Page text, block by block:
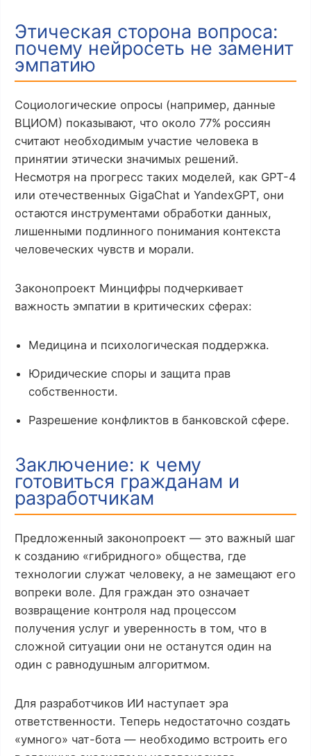
Этическая сторона вопроса:
почему нейросеть не заменит
эмпатию
Социологические опросы (например, данные
ВЦИОМ) показывают, что около 77% россиян
считают необходимым участие человека в
принятии этически значимых решений.
Несмотря на прогресс таких моделей, как GPT-4
или отечественных GigaChat и YandexGPT, они
остаются инструментами обработки данных,
лишенными подлинного понимания контекста
человеческих чувств и морали.
Законопроект Минцифры подчеркивает
важность эмпатии в критических сферах:
Медицина и психологическая поддержка.
Юридические споры и защита прав
собственности.
Разрешение конфликтов в банковской сфере.
Заключение: к чему
готовиться гражданам и
разработчикам
Предложенный законопроект — это важный шаг
к созданию «гибридного» общества, где
технологии служат человеку, а не замещают его
вопреки воле. Для граждан это означает
возвращение контроля над процессом
получения услуг и уверенность в том, что в
сложной ситуации они не останутся один на
один с равнодушным алгоритмом.
Для разработчиков ИИ наступает эра
ответственности. Теперь недостаточно создать
«умного» чат-бота — необходимо встроить его